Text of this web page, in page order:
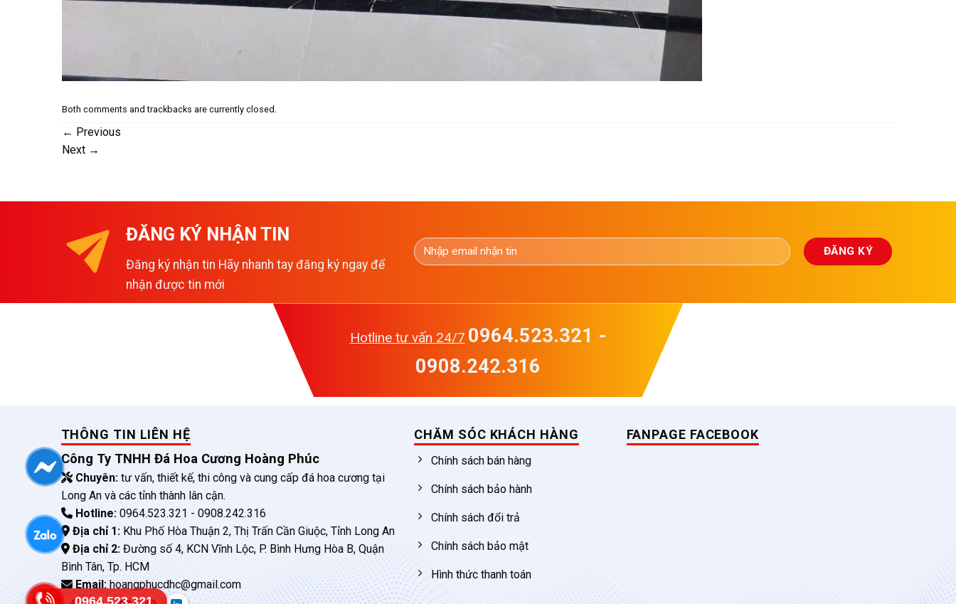
Both comments and trackbacks are currently closed.
← Previous
Next →
ĐĂNG KÝ NHẬN TIN
Đăng ký nhận tin Hãy nhanh tay đăng ký ngay để
nhận được tin mới
Hotline tư vấn 24/7 0964.523.321 -
0908.242.316
THÔNG TIN LIÊN HỆ
Công Ty TNHH Đá Hoa Cương Hoàng Phúc
Chuyên:tư vấn, thiết kế, thi công và cung cấp đá hoa cương tại
Long An và các tỉnh thành lân cận.
Hotline:0964.523.321 - 0908.242.316
Địa chỉ 1:Khu Phố Hòa Thuận 2, Thị Trấn Cần Giuộc, Tỉnh Long An
Địa chỉ 2:Đường số 4, KCN Vĩnh Lộc, P. Bình Hưng Hòa B, Quận
Bình Tân, Tp. HCM
Email:hoangphucdhc@gmail.com
CHĂM SÓC KHÁCH HÀNG
Chính sách bán hàng
Chính sách bảo hành
Chính sách đổi trả
Chính sách bảo mật
Hình thức thanh toán
FANPAGE FACEBOOK